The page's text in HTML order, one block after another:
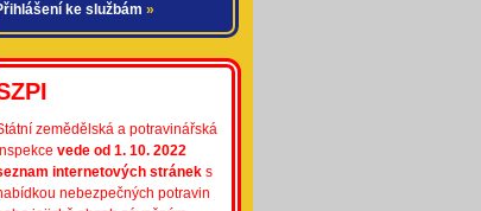
ke službám »
zemědělská a potravinářská
vede od 1. 10. 2022
internetových stránek s
nebezpečných potravin